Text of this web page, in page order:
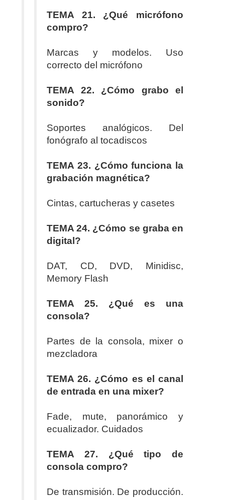
TEMA 21. ¿Qué micrófono
compro?
Marcas y modelos. Uso
correcto del micrófono
TEMA 22. ¿Cómo grabo el
sonido?
Soportes analógicos. Del
fonógrafo al tocadiscos
TEMA 23. ¿Cómo funciona la
grabación magnética?
Cintas, cartucheras y casetes
TEMA 24. ¿Cómo se graba en
digital?
DAT, CD, DVD, Minidisc,
Memory Flash
TEMA 25. ¿Qué es una
consola?
Partes de la consola, mixer o
mezcladora
TEMA 26. ¿Cómo es el canal
de entrada en una mixer?
Fade, mute, panorámico y
ecualizador. Cuidados
TEMA 27. ¿Qué tipo de
consola compro?
De transmisión. De producción.